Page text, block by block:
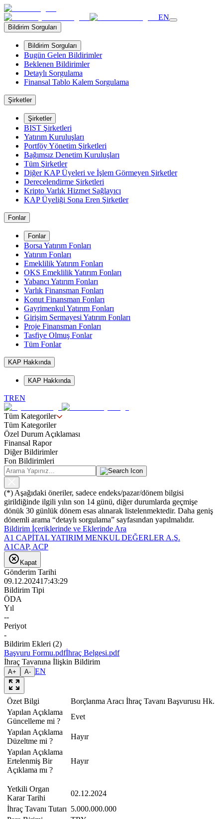
EN
Bildirim Sorguları
Bildirim Sorguları
Bugün Gelen Bildirimler
Beklenen Bildirimler
Detaylı Sorgulama
Finansal Tablo Kalem Sorgulama
Şirketler
Şirketler
BIST Şirketleri
Yatırım Kuruluşları
Portföy Yönetim Şirketleri
Bağımsız Denetim Kuruluşları
Tüm Şirketler
Diğer KAP Üyeleri ve İşlem Görmeyen Şirketler
Derecelendirme Şirketleri
Kripto Varlık Hizmet Sağlayıcı
KAP Üyeliği Sona Eren Şirketler
Fonlar
Fonlar
Borsa Yatırım Fonları
Yatırım Fonları
Emeklilik Yatırım Fonları
OKS Emeklilik Yatırım Fonları
Yabancı Yatırım Fonları
Varlık Finansman Fonları
Konut Finansman Fonları
Gayrimenkul Yatırım Fonları
Girişim Sermayesi Yatırım Fonları
Proje Finansman Fonları
Tasfiye Olmuş Fonlar
Tüm Fonlar
KAP Hakkında
KAP Hakkında
TREN
Tüm Kategoriler
Tüm Kategoriler
Özel Durum Açıklaması
Finansal Rapor
Diğer Bildirimler
Fon Bildirimleri
(*) Aşağıdaki öneriler, sadece endeks/pazar/dönem bilgisi
girildiğinde ilgili yılın son 14 günü, diğer durumlarda geçmişe
dönük 30 günlük dönem esas alınarak listelenmektedir. Daha geniş
dönemli arama “detaylı sorgulama” sayfasından yapılmalıdır.
Bildirim İçeriklerinde ve Eklerinde Ara
A1 CAPİTAL YATIRIM MENKUL DEĞERLER A.Ş.
A1CAP, ACP
Kapat
Gönderim Tarihi
09.12.202417:43:29
Bildirim Tipi
ÖDA
Yıl
--
Periyot
-
Bildirim Ekleri (2)
Başvuru Formu.pdfİhraç Belgesi.pdf
İhraç Tavanına İlişkin Bildirim
A+ A- EN
Özet Bilgi
Borçlanma Aracı İhraç Tavanı Başvurusu Hk.
Yapılan Açıklama
Güncelleme mi ?
Evet
Yapılan Açıklama
Düzeltme mi ?
Hayır
Yapılan Açıklama
Ertelenmiş Bir
Açıklama mı ?
Hayır
Yetkili Organ
Karar Tarihi
02.12.2024
İhraç Tavanı Tutarı 5.000.000.000